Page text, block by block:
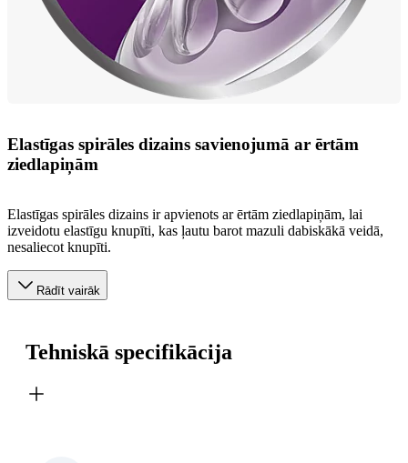
Elastīgas spirāles dizains savienojumā ar ērtām
ziedlapiņām
Elastīgas spirāles dizains ir apvienots ar ērtām ziedlapiņām, lai
izveidotu elastīgu knupīti, kas ļautu barot mazuli dabiskākā veidā,
nesaliecot knupīti.
Rādīt vairāk
Tehniskā specifikācija